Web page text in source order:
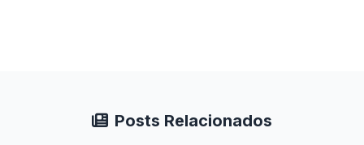
Posts Relacionados